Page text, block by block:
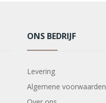
ONS BEDRIJF
Levering
Algemene voorwaarden